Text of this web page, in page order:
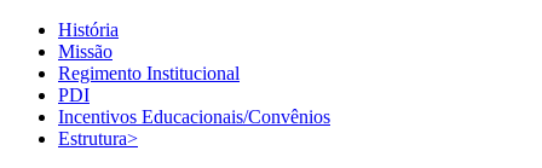
História
Missão
Regimento Institucional
PDI
Incentivos Educacionais/Convênios
Estrutura>